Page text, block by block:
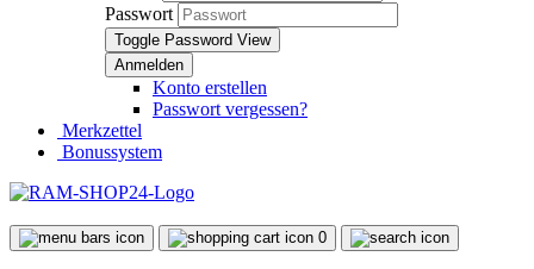
Passwort
Toggle Password View
Konto erstellen
Passwort vergessen?
Merkzettel
Bonussystem
0